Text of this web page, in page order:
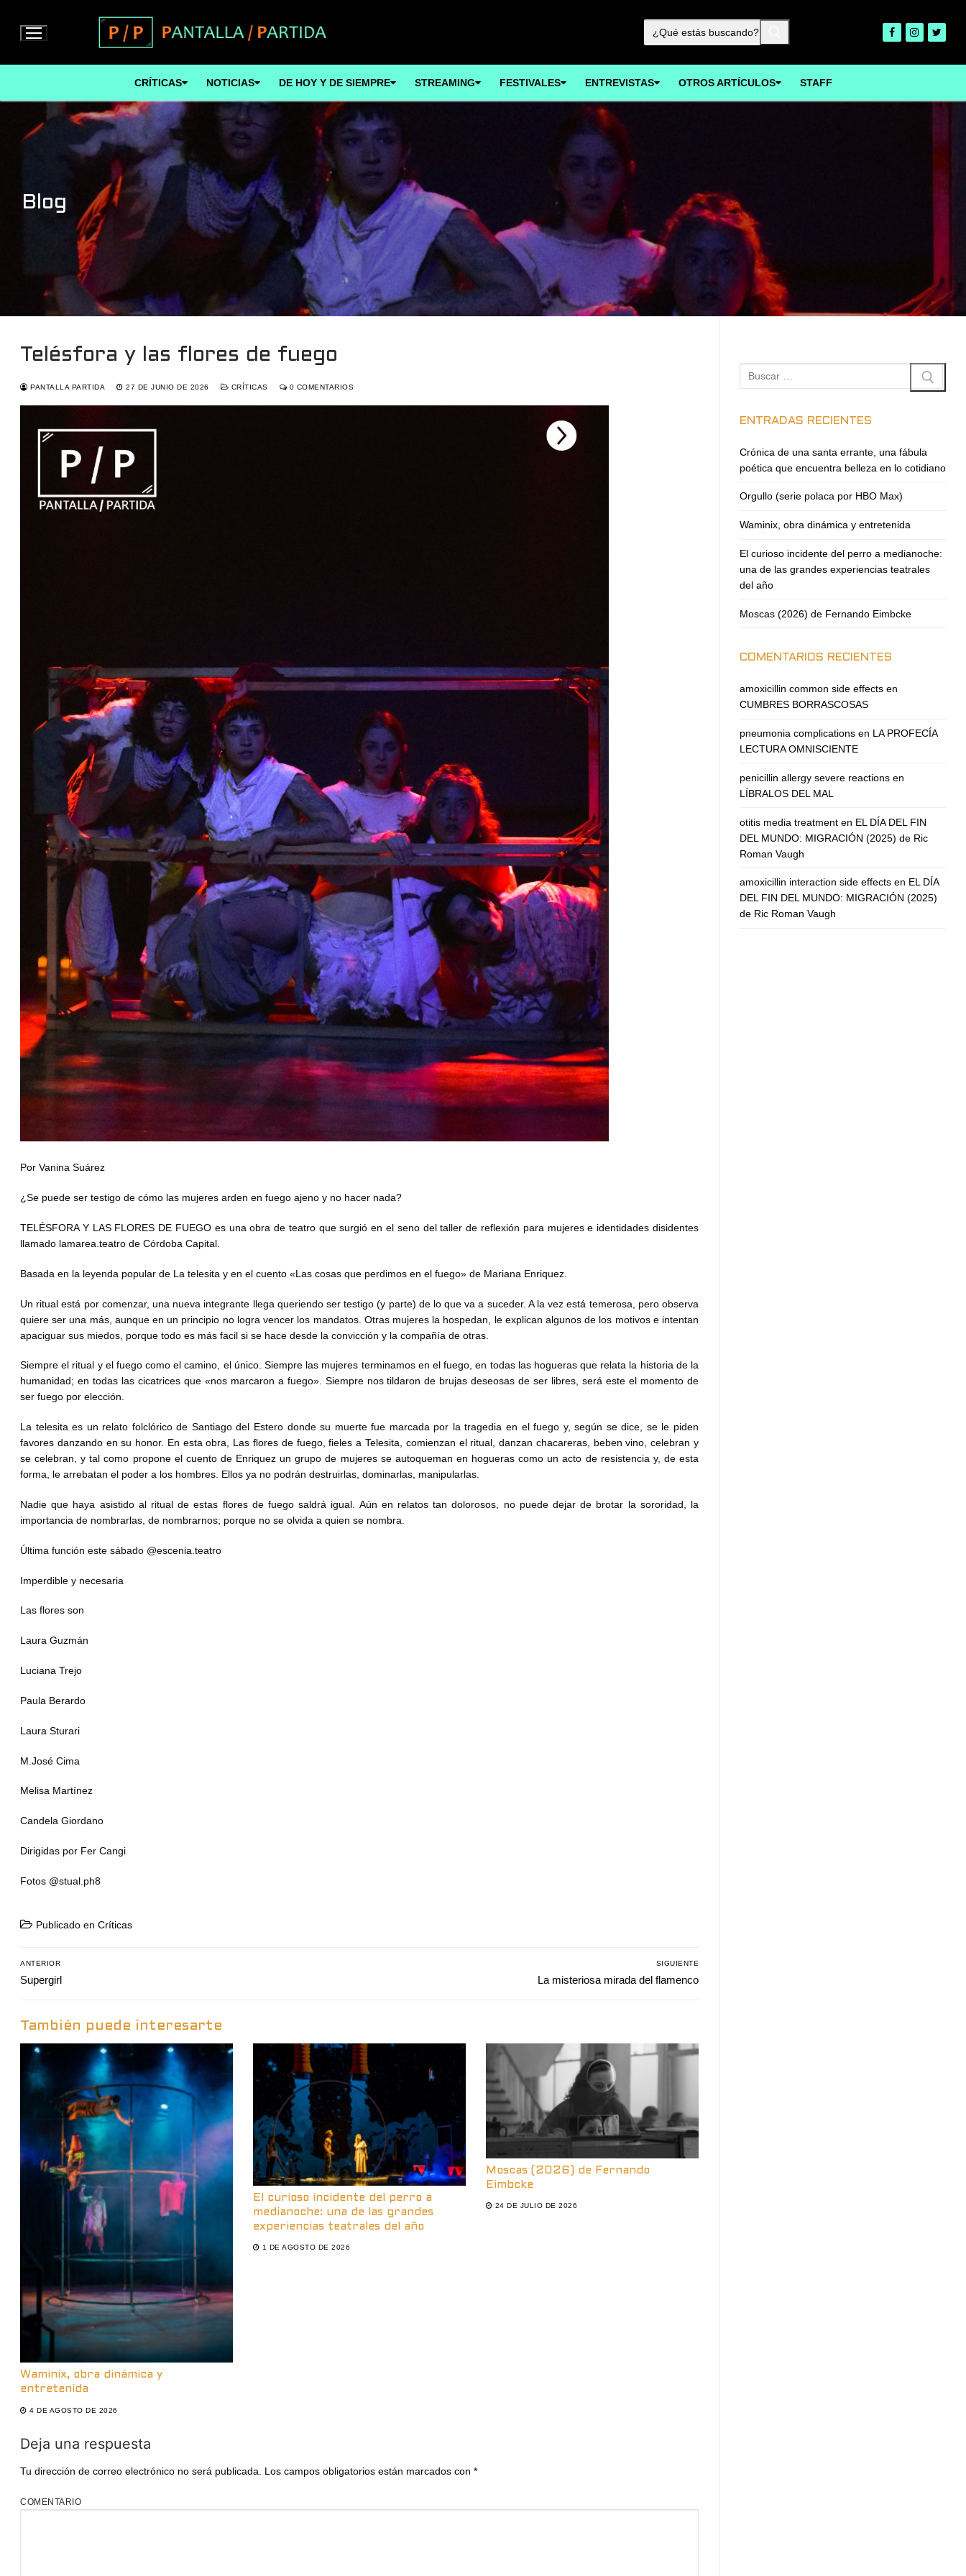
contenido
Buscar:
CRÍTICAS NOTICIAS DE HOY Y DE SIEMPRE STREAMING FESTIVALES ENTREVISTAS OTROS ARTÍCULOS STAFF
Blog
Telésfora y las flores de fuego
PANTALLA PARTIDA 27 DE JUNIO DE 2026 CRÍTICAS 0 COMENTARIOS
Por Vanina Suárez
¿Se puede ser testigo de cómo las mujeres arden en fuego ajeno y no hacer nada?
TELÉSFORA Y LAS FLORES DE FUEGO es una obra de teatro que surgió en el seno del taller de reflexión para mujeres e identidades disidentes
llamado lamarea.teatro de Córdoba Capital.
Basada en la leyenda popular de La telesita y en el cuento «Las cosas que perdimos en el fuego» de Mariana Enriquez.
Un ritual está por comenzar, una nueva integrante llega queriendo ser testigo (y parte) de lo que va a suceder. A la vez está temerosa, pero observa
quiere ser una más, aunque en un principio no logra vencer los mandatos. Otras mujeres la hospedan, le explican algunos de los motivos e intentan
apaciguar sus miedos, porque todo es más facil si se hace desde la convicción y la compañía de otras.
Siempre el ritual y el fuego como el camino, el único. Siempre las mujeres terminamos en el fuego, en todas las hogueras que relata la historia de la
humanidad; en todas las cicatrices que «nos marcaron a fuego». Siempre nos tildaron de brujas deseosas de ser libres, será este el momento de
ser fuego por elección.
La telesita es un relato folclórico de Santiago del Estero donde su muerte fue marcada por la tragedia en el fuego y, según se dice, se le piden
favores danzando en su honor. En esta obra, Las flores de fuego, fieles a Telesita, comienzan el ritual, danzan chacareras, beben vino, celebran y
se celebran, y tal como propone el cuento de Enriquez un grupo de mujeres se autoqueman en hogueras como un acto de resistencia y, de esta
forma, le arrebatan el poder a los hombres. Ellos ya no podrán destruirlas, dominarlas, manipularlas.
Nadie que haya asistido al ritual de estas flores de fuego saldrá igual. Aún en relatos tan dolorosos, no puede dejar de brotar la sororidad, la
importancia de nombrarlas, de nombrarnos; porque no se olvida a quien se nombra.
Última función este sábado @escenia.teatro
Imperdible y necesaria
Las flores son
Laura Guzmán
Luciana Trejo
Paula Berardo
Laura Sturari
M.José Cima
Melisa Martínez
Candela Giordano
Dirigidas por Fer Cangi
Fotos @stual.ph8
Publicado en Críticas
Navegación
de
ANTERIOR
Entrada
Supergirl
SIGUIENTE
Entrada
La misteriosa mirada del flamenco
También puede interesarte
Waminix, obra dinámica y
entretenida
4 DE AGOSTO DE 2026
El curioso incidente del perro a
medianoche: una de las grandes
experiencias teatrales del año
1 DE AGOSTO DE 2026
Moscas (2026) de Fernando
Eimbcke
24 DE JULIO DE 2026
Deja una respuesta
Tu dirección de correo electrónico no será publicada. Los campos obligatorios están marcados con *
COMENTARIO
Buscar:
ENTRADAS RECIENTES
Crónica de una santa errante, una fábula
poética que encuentra belleza en lo cotidiano
Orgullo (serie polaca por HBO Max)
Waminix, obra dinámica y entretenida
El curioso incidente del perro a medianoche:
una de las grandes experiencias teatrales
del año
Moscas (2026) de Fernando Eimbcke
COMENTARIOS RECIENTES
amoxicillin common side effects en
CUMBRES BORRASCOSAS
pneumonia complications en LA PROFECÍA
LECTURA OMNISCIENTE
penicillin allergy severe reactions en
LÍBRALOS DEL MAL
otitis media treatment en EL DÍA DEL FIN
DEL MUNDO: MIGRACIÓN (2025) de Ric
Roman Vaugh
amoxicillin interaction side effects en EL DÍA
DEL FIN DEL MUNDO: MIGRACIÓN (2025)
de Ric Roman Vaugh